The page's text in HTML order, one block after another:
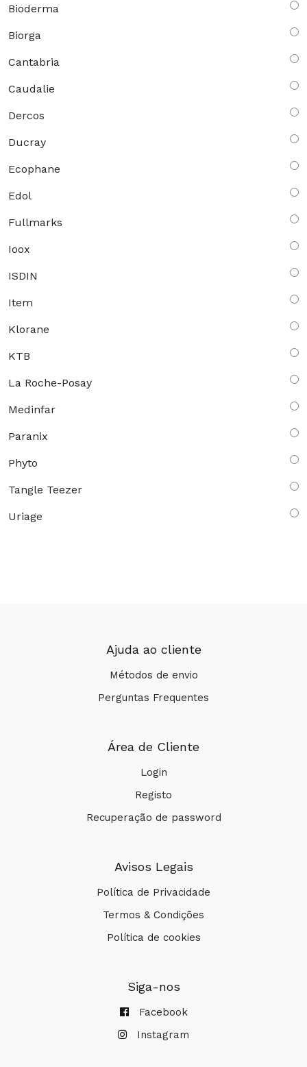
Bioderma
Biorga
Cantabria
Caudalie
Dercos
Ducray
Ecophane
Edol
Fullmarks
Ioox
ISDIN
Item
Klorane
KTB
La Roche-Posay
Medinfar
Paranix
Phyto
Tangle Teezer
Uriage
Ajuda ao cliente
Métodos de envio
Perguntas Frequentes
Área de Cliente
Login
Registo
Recuperação de password
Avisos Legais
Política de Privacidade
Termos & Condições
Política de cookies
Siga-nos
Facebook
Instagram